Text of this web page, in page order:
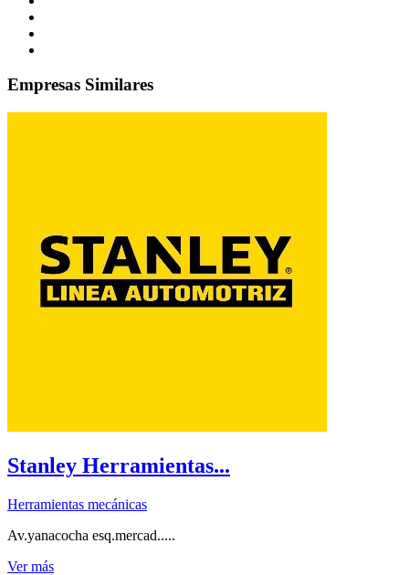
Empresas Similares
Stanley Herramientas...
Herramientas mecánicas
Av.yanacocha esq.mercad.....
Ver más